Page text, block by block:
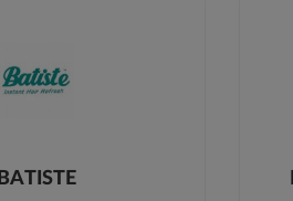
BATISTE